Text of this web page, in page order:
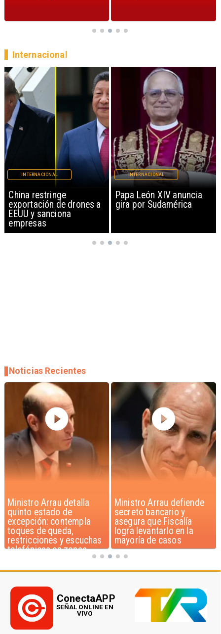
China restringe
exportación de drones a
EEUU y sanciona
empresas
INTERNACIONAL
Papa León XIV anuncia
gira por Sudamérica
INTERNACIONAL
Internacional
Ministro Arrau detalla
quinto estado de
excepción: contempla
toques de queda,
restricciones y escuchas
telefónicas en zonas
Ministro Arrau defiende
secreto bancario y
asegura que Fiscalía
logra levantarlo en la
mayoría de casos
Noticias Recientes
ConectaAPP
SEÑAL ONLINE EN
VIVO